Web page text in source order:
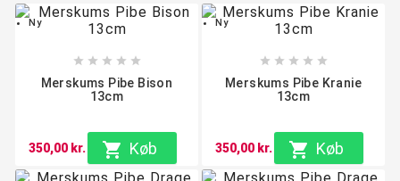
Ny
    
Merskums Pibe Bison
13cm
350,00 kr.  Køb
Ny
    
Merskums Pibe Kranie
13cm
350,00 kr.  Køb